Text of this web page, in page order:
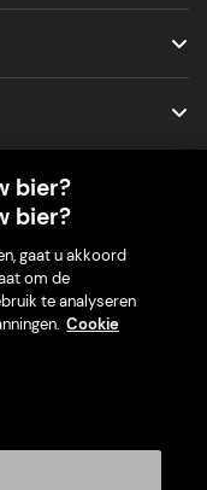
bier?
bier?
gaat u akkoord
om de
te analyseren
Cookie